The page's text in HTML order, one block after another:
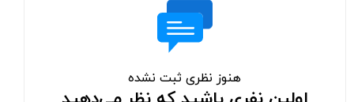
هنوز نظری ثبت نشده